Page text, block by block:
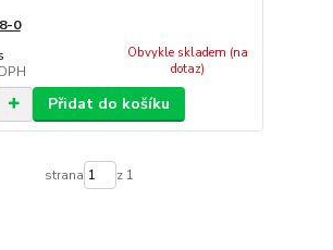
0
Obvykle skladem (na
dotaz)
Přidat do košíku
strana z 1